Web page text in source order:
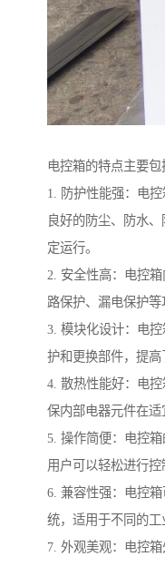
电控箱的特点主要包
1. 防护性能强：电
良好的防尘、防水
定运行。
2. 安全性高：电控
路保护、漏电保护等
3. 模块化设计：电
护和更换部件，提高
4. 散热性能好：电
保内部电器元件在适
5. 操作简便：电控箱
用户可以轻松进行控
6. 兼容性强：电控
统，适用于不同的工
7. 外观美观：电控